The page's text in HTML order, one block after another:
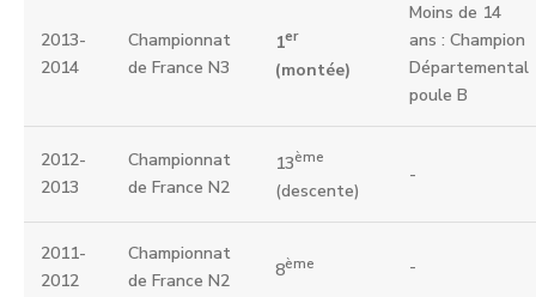
2013-
2014
Championnat
de France N3
1er
(montée)
Moins de 14
ans : Champion
Départemental
poule B
2012-
2013
Championnat
de France N2
13ème
(descente)
-
2011-
2012
Championnat
de France N2
8ème -